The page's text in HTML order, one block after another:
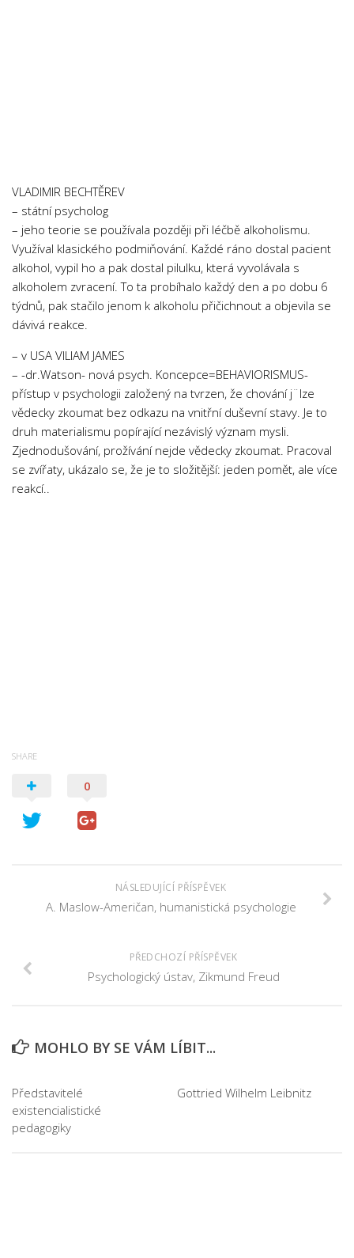
VLADIMIR BECHTĚREV
– státní psycholog
– jeho teorie se používala později při léčbě alkoholismu.
Využíval klasického podmiňování. Každé ráno dostal pacient
alkohol, vypil ho a pak dostal pilulku, která vyvolávala s
alkoholem zvracení. To ta probíhalo každý den a po dobu 6
týdnů, pak stačilo jenom k alkoholu přičichnout a objevila se
dávivá reakce.
– v USA VILIAM JAMES
– -dr.Watson- nová psych. Koncepce=BEHAVIORISMUS-
přístup v psychologii založený na tvrzen, že chování j¨lze
vědecky zkoumat bez odkazu na vnitřní duševní stavy. Je to
druh materialismu popírající nezávislý význam mysli.
Zjednodušování, prožívání nejde vědecky zkoumat. Pracoval
se zvířaty, ukázalo se, že je to složitější: jeden pomět, ale více
reakcí..
SHARE
0
NÁSLEDUJÍCÍ PŘÍSPĚVEK
A. Maslow-Američan, humanistická psychologie
PŘEDCHOZÍ PŘÍSPĚVEK
Psychologický ústav, Zikmund Freud
MOHLO BY SE VÁM LÍBIT...
Představitelé
existencialistické
pedagogiky
Gottried Wilhelm Leibnitz